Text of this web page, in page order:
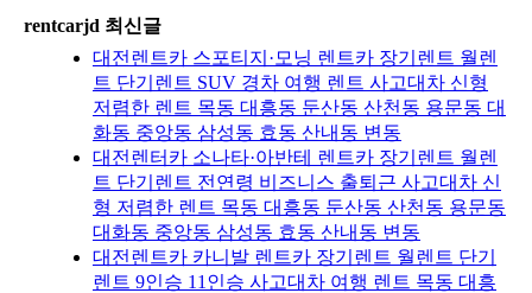
rentcarjd 최신글
대전렌트카 스포티지·모닝 렌트카 장기렌트 월렌
트 단기렌트 SUV 경차 여행 렌트 사고대차 신형
저렴한 렌트 목동 대흥동 둔산동 산천동 용문동 대
화동 중앙동 삼성동 효동 산내동 변동
대전렌터카 소나타·아반테 렌트카 장기렌트 월렌
트 단기렌트 전연령 비즈니스 출퇴근 사고대차 신
형 저렴한 렌트 목동 대흥동 둔산동 산천동 용문동
대화동 중앙동 삼성동 효동 산내동 변동
대전렌트카 카니발 렌트카 장기렌트 월렌트 단기
렌트 9인승 11인승 사고대차 여행 렌트 목동 대흥